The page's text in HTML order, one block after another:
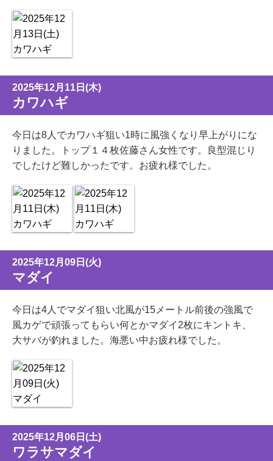
2025年12月11日(木)
カワハギ
今日は8人でカワハギ狙い1時に風強くなり早上がりにな
りました。トップ１４枚佐藤さん女性です。良型混じり
でしたけど難しかったです。お疲れ様でした。
2025年12月09日(火)
マダイ
今日は4人でマダイ狙い北風が15メートル前後の強風で
風カゲで頑張ってもらい何とかマダイ2枚にキントキ、
大サバが釣れました。海悪い中お疲れ様でした。
2025年12月06日(土)
ワラサマダイ